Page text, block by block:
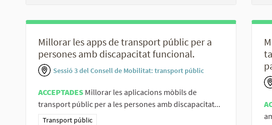
Millorar les apps de transport públic per a
persones amb discapacitat funcional.
Sessió 3 del Consell de Mobilitat: transport públic
ACCEPTADES Millorar les aplicacions mòbils de
transport públic per a les persones amb discapacitat...
Resultats al filtrar per la categoria: Transport públic
Transport públic